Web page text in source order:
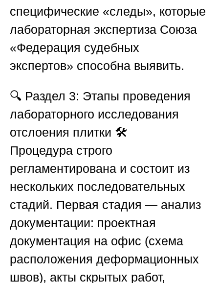
специфические «следы», которые
лабораторная экспертиза Союза
«Федерация судебных
экспертов» способна выявить.
🔍 Раздел 3: Этапы проведения
лабораторного исследования
отслоения плитки 🛠️
Процедура строго
регламентирована и состоит из
нескольких последовательных
стадий. Первая стадия — анализ
документации: проектная
документация на офис (схема
расположения деформационных
швов), акты скрытых работ,